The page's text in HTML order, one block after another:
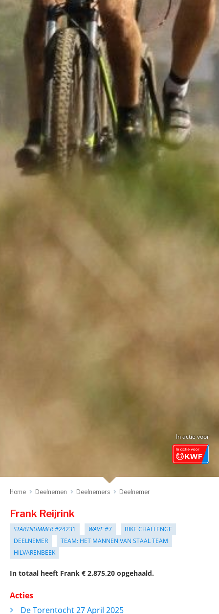
In actie voor
Home Deelnemen Deelnemers Deelnemer
Frank Reijrink
STARTNUMMER#24231 WAVE#7
BIKE CHALLENGE
DEELNEMER
TEAM: HET MANNEN VAN STAAL TEAM
HILVARENBEEK
In totaal heeft Frank € 2.875,20 opgehaald.
Acties
De Torentocht 27 April 2025